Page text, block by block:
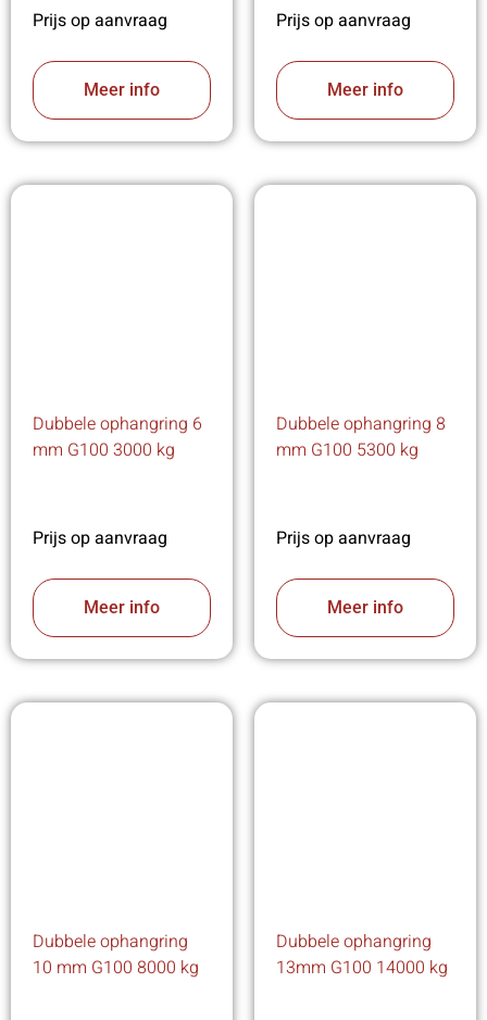
Prijs op aanvraag
Meer info
Prijs op aanvraag
Meer info
Dubbele ophangring 6
mm G100 3000 kg
Prijs op aanvraag
Meer info
Dubbele ophangring 8
mm G100 5300 kg
Prijs op aanvraag
Meer info
Dubbele ophangring
10 mm G100 8000 kg
Dubbele ophangring
13mm G100 14000 kg